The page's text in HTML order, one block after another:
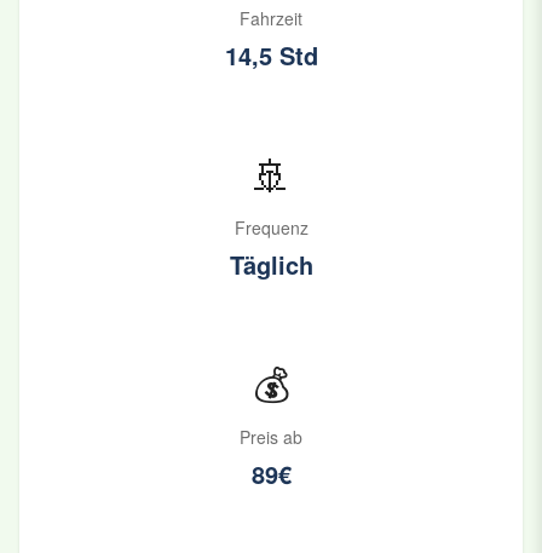
Fahrzeit
14,5 Std
🚢
Frequenz
Täglich
💰
Preis ab
89€